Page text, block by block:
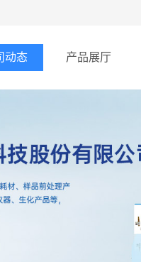
动态 产品展厅